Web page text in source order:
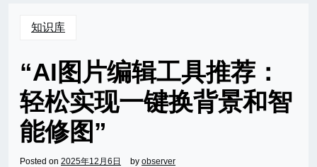
知识库
“AI图片编辑工具推荐：
轻松实现一键换背景和智
能修图”
Posted on 2025年12月6日 by observer